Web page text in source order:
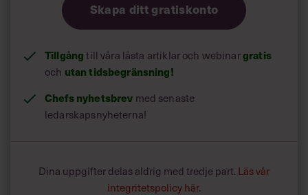
Skapa ditt gratiskonto
Tillgångtill våra låsta artiklar och webinargratis
och utan tidsbegränsning!
Chefs nyhetsbrev med senaste
ledarskapsnyheterna!
Dina uppgifter delas aldrig med tredje part. Läs vår
integritetspolicy här.